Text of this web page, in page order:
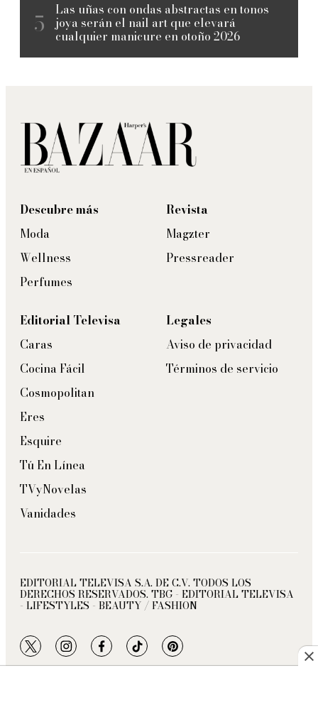
Las uñas con ondas abstractas en tonos
joya serán el nail art que elevará
cualquier manicure en otoño 2026
Descubre más
Moda
Wellness
Perfumes
Revista
Magzter
Pressreader
Editorial Televisa
Caras
Cocina Fácil
Cosmopolitan
Eres
Esquire
Tú En Línea
TVyNovelas
Vanidades
Legales
Aviso de privacidad
Términos de servicio
EDITORIAL TELEVISA S.A. DE C.V. TODOS LOS
DERECHOS RESERVADOS. TBG - EDITORIAL TELEVISA
- LIFESTYLES - BEAUTY / FASHION
twitterinstagramfacebooktiktokpinterest